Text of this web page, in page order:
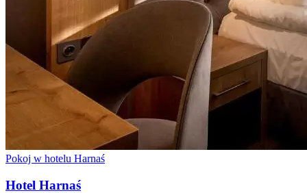
Pokoj w hotelu Harnaś
Hotel Harnaś